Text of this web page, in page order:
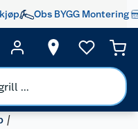
Obs BYGG Montering